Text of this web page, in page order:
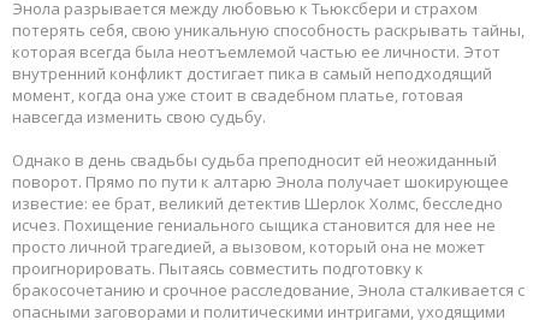
Энола разрывается между любовью к Тьюксбери и страхом
потерять себя, свою уникальную способность раскрывать тайны,
которая всегда была неотъемлемой частью ее личности. Этот
внутренний конфликт достигает пика в самый неподходящий
момент, когда она уже стоит в свадебном платье, готовая
навсегда изменить свою судьбу.
Однако в день свадьбы судьба преподносит ей неожиданный
поворот. Прямо по пути к алтарю Энола получает шокирующее
известие: ее брат, великий детектив Шерлок Холмс, бесследно
исчез. Похищение гениального сыщика становится для нее не
просто личной трагедией, а вызовом, который она не может
проигнорировать. Пытаясь совместить подготовку к
бракосочетанию и срочное расследование, Энола сталкивается с
опасными заговорами и политическими интригами, уходящими